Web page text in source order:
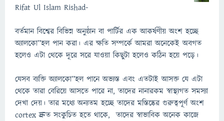
Rifat Ul Islam Rishad-
বর্তমান বিশ্বের বিভিন্ন অনুষ্ঠান বা পার্টির এক আকর্ষণীয় অংশ হচ্ছে
অ্যালকো”হল পান করা। এর ক্ষতি সম্পর্কে আমরা অনেকেই অবগত
হলেও এটা থেকে দূরে সরে যাওয়া কিছুটা হলেও কঠিন হয়ে পড়ে।
যেসব ব্যক্তি অ্যালকো”হল পানে অভ্যস্ত এবং এতটাই আসক্ত যে এটা
থেকে তারা বেরিয়ে আসতে পারে না, তাদের নানারকম স্বাস্থ্যগত সমস্যা
দেখা দেয়। তার মধ্যে অন্যতম হচ্ছে তাদের মস্তিষ্কের গুরুত্বপূর্ণ অংশ
cortex দ্রুত সংকুচিত হতে থাকে, তাদের স্বাভাবিক অনেক কাজে